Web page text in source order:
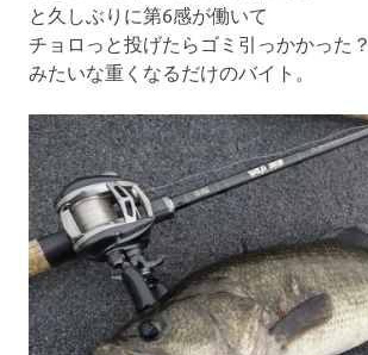
と久しぶりに第6感が働いて
チョロっと投げたらゴミ引っかかった？
みたいな重くなるだけのバイト。